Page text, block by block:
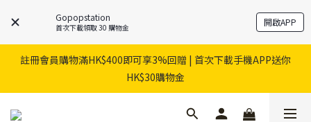
Gopopstation
首次下載領取 30 購物金 開啟APP
註冊會員購物滿HK$400即可享3%回贈 | 首次下載手機APP送你
HK$30購物金